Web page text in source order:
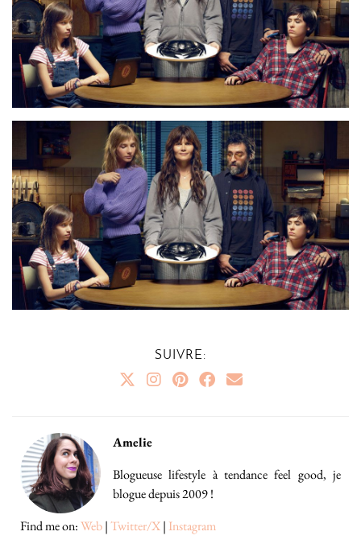
SUIVRE:
Amelie
Blogueuse lifestyle à tendance feel good, je
blogue depuis 2009 !
Find me on:Web|Twitter/X| Instagram